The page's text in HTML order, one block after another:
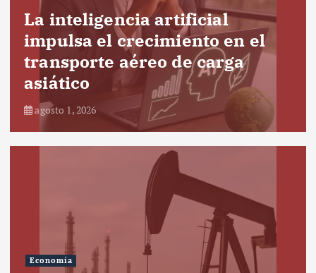
La inteligencia artificial
impulsa el crecimiento en el
transporte aéreo de carga
asiático
agosto 1, 2026
Economía